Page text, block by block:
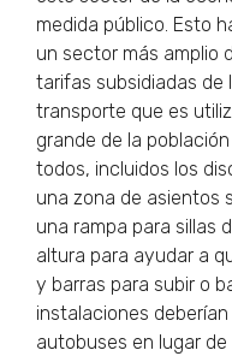
medida público. Esto
un sector más amplio
tarifas subsidiadas de
transporte que es
grande de la
todos, incluidos los
una zona de asientos
una rampa para sillas
altura para ayudar a
y barras para subir o
instalaciones
autobuses en lugar